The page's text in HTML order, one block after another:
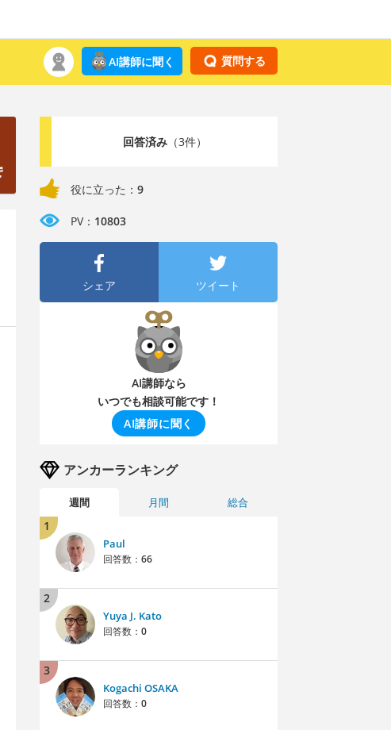
質問する
AI講師に聞く
回答済み（3件）
役に立った： 9
PV： 10803
シェア ツイート
AI講師なら
いつでも相談可能です！
AI講師に聞く
アンカーランキング
週間 月間 総合
1
Paul
回答数： 66
2
Yuya J. Kato
回答数： 0
3
Kogachi OSAKA
回答数： 0